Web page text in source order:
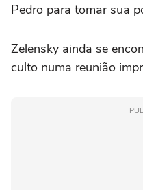
Pedro para tomar sua
Zelensky ainda se
culto numa reunião